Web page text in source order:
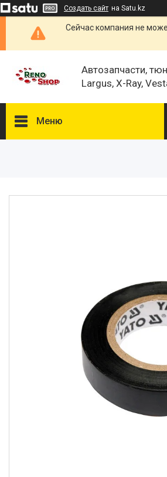
Создать сайт на Satu.kz
Сейчас компания не
Автозапчасти,
Largus, X-Ray,
Меню